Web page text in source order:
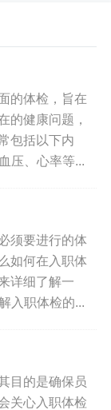
呤所产生的
会使尿液变
物质溶解，
此，如果您
取措施进行
担心。
的体检，旨在
的健康问题，
包括以下内
压、心率等...
须要进行的体
如何在入职体
详细了解一
入职体检的...
目的是确保员
关心入职体检